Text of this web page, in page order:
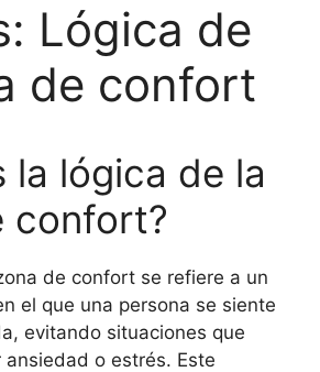
Lógica de
de confort
la lógica de la
confort?
de confort se refiere a un
el que una persona se siente
evitando situaciones que
ansiedad o estrés. Este